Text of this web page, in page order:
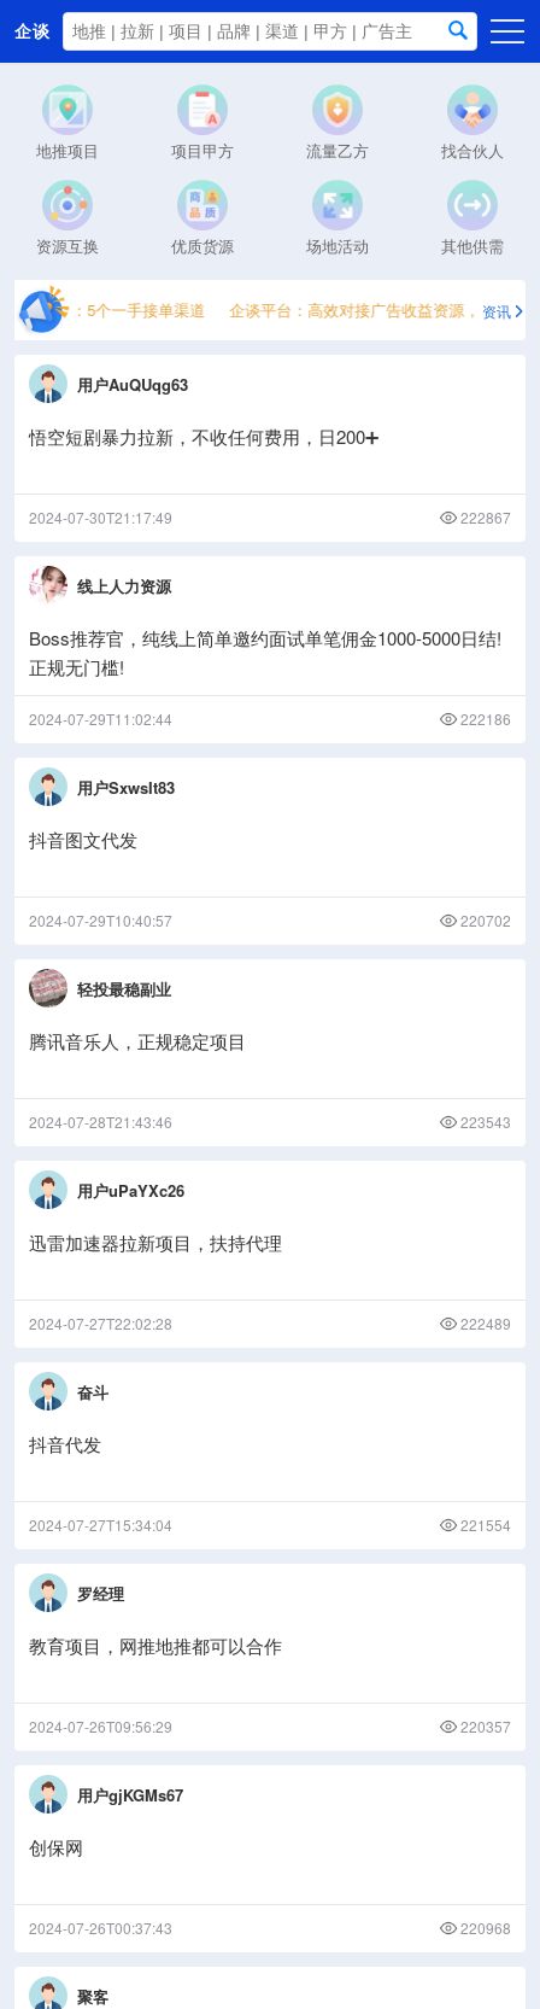
企谈
首页
商务资源
资讯动态
关于我们
地推项目 项目甲方 流量乙方 找合伙人
资源互换 优质货源 场地活动 其他供需
台推荐：5个一手接单渠道 企谈平台：高效对接广告收益资源，轻松月入
资讯
用户AuQUqg63
悟空短剧暴力拉新，不收任何费用，日200➕
2024-07-30T21:17:49 222867
线上人力资源
Boss推荐官，纯线上简单邀约面试单笔佣金1000-5000日结!
正规无门槛!
2024-07-29T11:02:44 222186
用户SxwsIt83
抖音图文代发
2024-07-29T10:40:57 220702
轻投最稳副业
腾讯音乐人，正规稳定项目
2024-07-28T21:43:46 223543
用户uPaYXc26
迅雷加速器拉新项目，扶持代理
2024-07-27T22:02:28 222489
奋斗
抖音代发
2024-07-27T15:34:04 221554
罗经理
教育项目，网推地推都可以合作
2024-07-26T09:56:29 220357
用户gjKGMs67
创保网
2024-07-26T00:37:43 220968
聚客